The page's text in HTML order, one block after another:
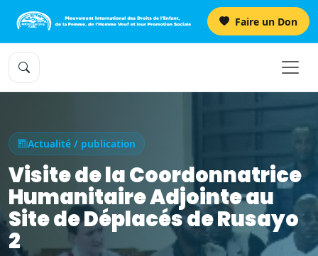
Faire un Don
Actualité / publication
Visite de la Coordonnatrice
Humanitaire Adjointe au
Site de Déplacés de Rusayo
2